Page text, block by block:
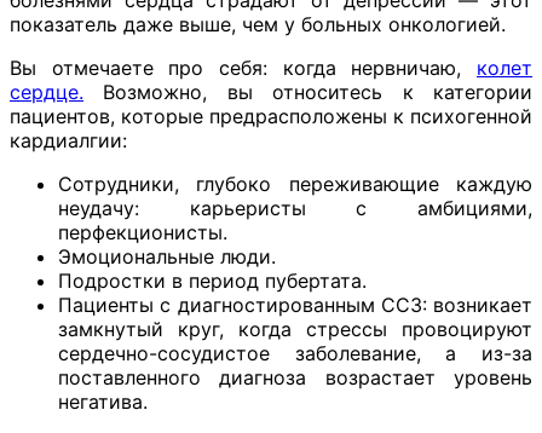
показатель даже выше, чем у больных онкологией.
Вы отмечаете про себя: когда нервничаю, колет
сердце. Возможно, вы относитесь к категории
пациентов, которые предрасположены к психогенной
кардиалгии:
Сотрудники, глубоко переживающие каждую
неудачу: карьеристы с амбициями,
перфекционисты.
Эмоциональные люди.
Подростки в период пубертата.
Пациенты с диагностированным ССЗ: возникает
замкнутый круг, когда стрессы провоцируют
сердечно-сосудистое заболевание, а из-за
поставленного диагноза возрастает уровень
негатива.